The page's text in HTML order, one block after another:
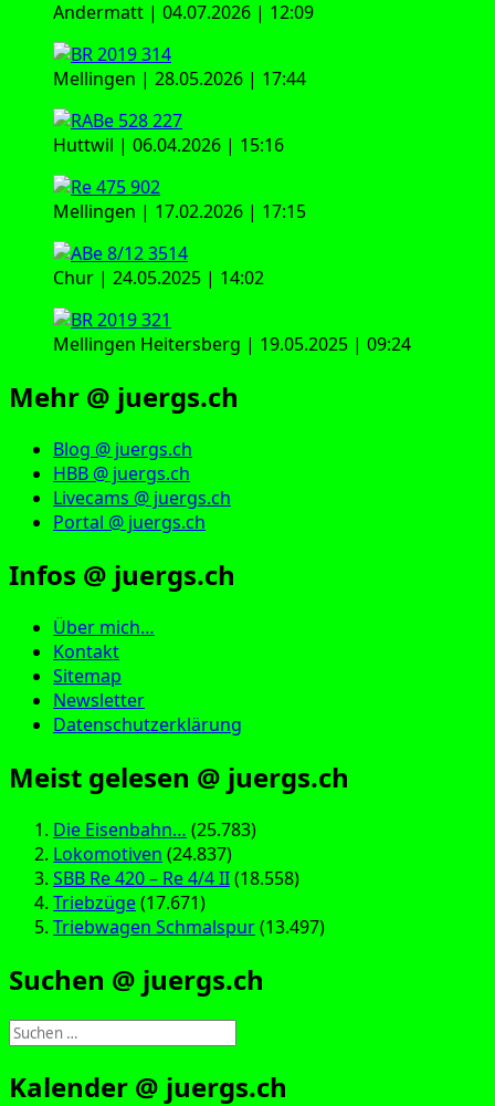
Andermatt | 04.07.2026 | 12:09
Mellingen | 28.05.2026 | 17:44
Huttwil | 06.04.2026 | 15:16
Mellingen | 17.02.2026 | 17:15
Chur | 24.05.2025 | 14:02
Mellingen Heitersberg | 19.05.2025 | 09:24
Mehr @ juergs.ch
Blog @ juergs.ch
HBB @ juergs.ch
Livecams @ juergs.ch
Portal @ juergs.ch
Infos @ juergs.ch
Über mich…
Kontakt
Sitemap
Newsletter
Datenschutzerklärung
Meist gelesen @ juergs.ch
Die Eisenbahn… (25.783)
Lokomotiven (24.837)
SBB Re 420 – Re 4/4 II(18.558)
Triebzüge(17.671)
Triebwagen Schmalspur(13.497)
Suchen @ juergs.ch
Suchen
nach:
Kalender @ juergs.ch